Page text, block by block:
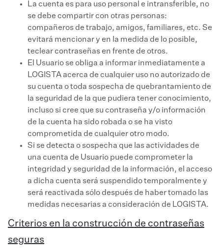
La cuenta es para uso personal e intransferible, no
se debe compartir con otras personas:
compañeros de trabajo, amigos, familiares, etc. Se
evitará mencionar y en la medida de lo posible,
teclear contraseñas en frente de otros.
El Usuario se obliga a informar inmediatamente a
LOGISTA acerca de cualquier uso no autorizado de
su cuenta o toda sospecha de quebrantamiento de
la seguridad de la que pudiera tener conocimiento,
incluso si cree que su contraseña y/o información
de la cuenta ha sido robada o se ha visto
comprometida de cualquier otro modo.
Si se detecta o sospecha que las actividades de
una cuenta de Usuario puede comprometer la
integridad y seguridad de la información, el acceso
a dicha cuenta será suspendido temporalmente y
será reactivada sólo después de haber tomado las
medidas necesarias a consideración de LOGISTA.
Criterios en la construcción de contraseñas
seguras